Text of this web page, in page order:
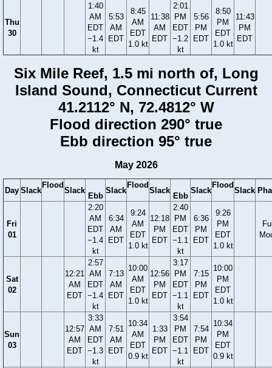
Thu
30
1:40
AM
EDT
−1.4
kt
5:53
AM
EDT
8:45
AM
EDT
1.0 kt
11:38
AM
EDT
2:01
PM
EDT
−1.2
kt
5:56
PM
EDT
8:50
PM
EDT
1.0 kt
11:43
PM
EDT
Six Mile Reef, 1.5 mi north of, Long
Island Sound, Connecticut Current
41.2112° N, 72.4812° W
Flood direction 290° true
Ebb direction 95° true
May 2026
Day Slack
Flood
Slack
Ebb
Slack
Flood
Slack
Ebb
Slack
Flood
Slack
Fri
01
2:20
AM
EDT
−1.4
kt
6:34
AM
EDT
9:24
AM
EDT
1.0 kt
12:18
PM
EDT
2:40
PM
EDT
−1.1
kt
6:36
PM
EDT
9:26
PM
EDT
1.0 kt
Sat
02
12:21
AM
EDT
2:57
AM
EDT
−1.4
kt
7:13
AM
EDT
10:00
AM
EDT
1.0 kt
12:56
PM
EDT
3:17
PM
EDT
−1.1
kt
7:15
PM
EDT
10:00
PM
EDT
1.0 kt
Sun
03
12:57
AM
EDT
3:33
AM
EDT
−1.3
kt
7:51
AM
EDT
10:34
AM
EDT
0.9 kt
1:33
PM
EDT
3:54
PM
EDT
−1.1
kt
7:54
PM
EDT
10:34
PM
EDT
0.9 kt